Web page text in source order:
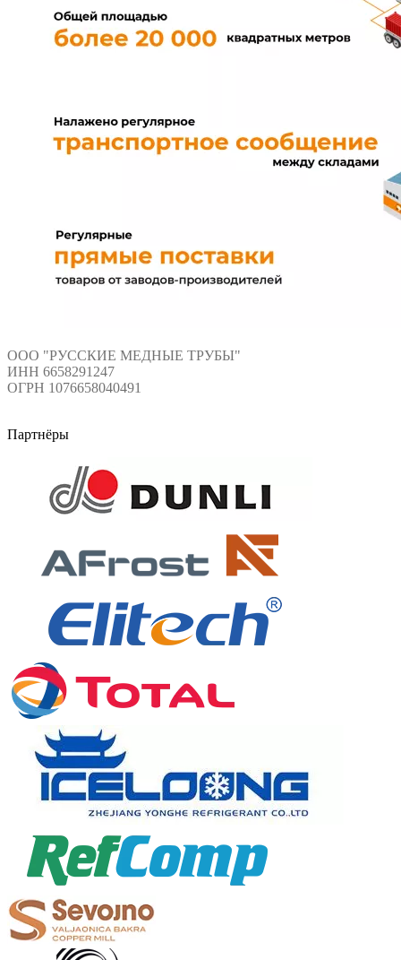
ООО "РУССКИЕ МЕДНЫЕ ТРУБЫ"
ИНН 6658291247
ОГРН 1076658040491
Партнёры